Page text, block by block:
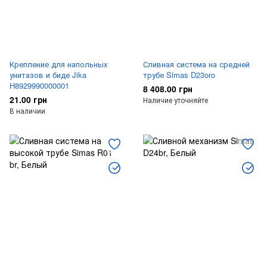
Крепление для напольных
унитазов и биде Jika
H8929990000001
21.00 грн
В наличии
Сливная система на средней
трубе Simas D23oro
8 408.00 грн
Наличие уточняйте